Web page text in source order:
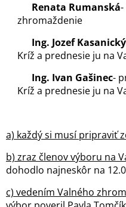
Renata Rumanská
zhromaždenie
Ing. Jozef Kasanický
Kríž a prednesie ju na
Ing. Ivan Gašinec-
Kríž a prednesie ju na
a) každý si musí pripraviť
b) zraz členov výboru na
dohodlo najneskôr na
c) vedením Valného